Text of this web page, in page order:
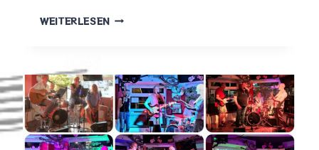
WEITERLESEN HANNAH,